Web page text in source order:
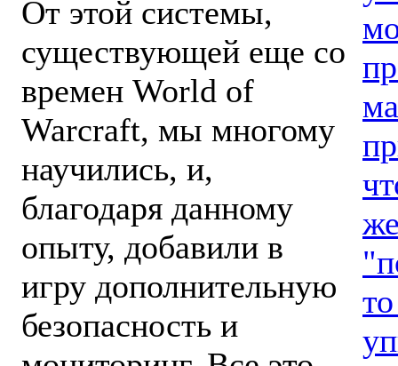
От этой системы,
существующей еще со
времен World of
Warcraft, мы многому
научились, и,
благодаря данному
опыту, добавили в
игру дополнительную
безопасность и